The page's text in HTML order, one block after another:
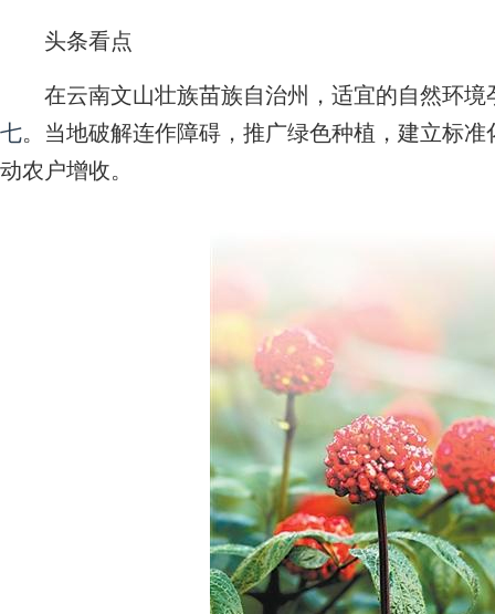
头条看点
在云南文山壮族苗族自治州，适宜的自然环
七。当地破解连作障碍，推广绿色种植，建立标准
动农户增收。